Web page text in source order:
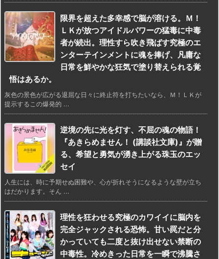
限界を超えた多幸感で脳が溶ける。Ｍ！
ＬＫが放つアイドルパワーの猛毒に中毒
者が続出。理性すら吹き飛ばす究極のエ
ンターテインメントに魂を捧げ、凡庸な
日常を鮮やかな狂気で塗り替えられる覚
悟はあるか。
灰色の景色が広がる退屈な日々に終止符を打ちたいなら、Ｍ！ＬＫが
提示するこの爆発的 ...
逆境の先に光を灯す、不屈の魂の物語！
『あきらめません！ (講談社文庫)』が贈
る、希望と勇気が湧き上がる珠玉のエッ
セイ
人生には、時に予期せぬ困難や、心が折れそうになるような壁が立ち
はだかります。そん ...
理性を狂わせる究極のカワイイに脳内を
完全ジャックされる恐怖。甘い罠だと分
かっていても二度と抜け出せない禁断の
中毒性。冷めきった日常を一瞬で沸騰さ